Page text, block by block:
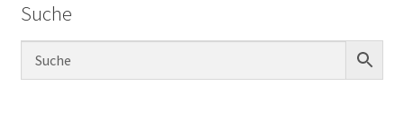
Kontakt
Sachs Ersatzteile
Suche